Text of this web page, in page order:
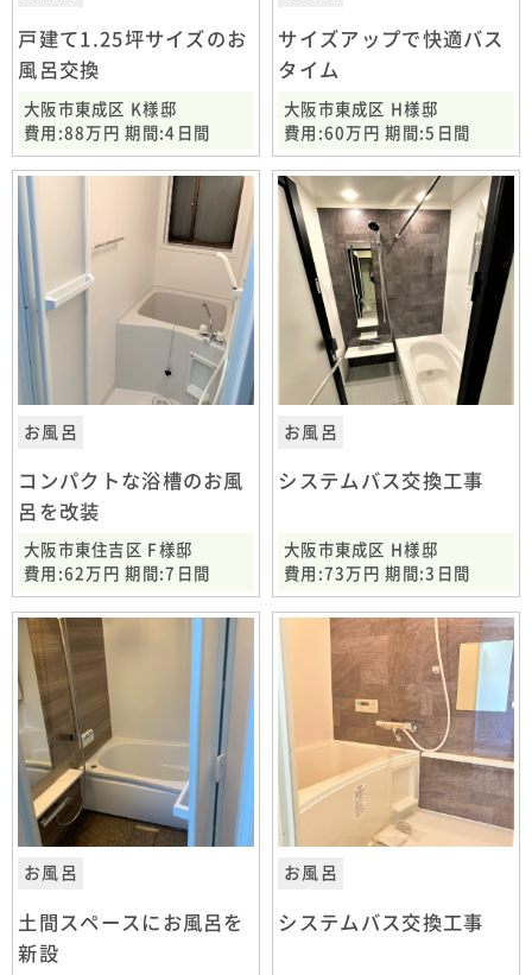
戸建て1.25坪サイズのお
風呂交換
大阪市東成区 K様邸
費用:88万円 期間:4日間
サイズアップで快適バス
タイム
大阪市東成区 H様邸
費用:60万円 期間:5日間
お風呂
コンパクトな浴槽のお風
呂を改装
大阪市東住吉区 F様邸
費用:62万円 期間:7日間
お風呂
システムバス交換工事
大阪市東成区 H様邸
費用:73万円 期間:3日間
お風呂
土間スペースにお風呂を
新設
お風呂
システムバス交換工事